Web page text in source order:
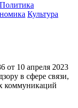
Политика
Культура
10 апреля 2023
в сфере связи,
коммуникаций